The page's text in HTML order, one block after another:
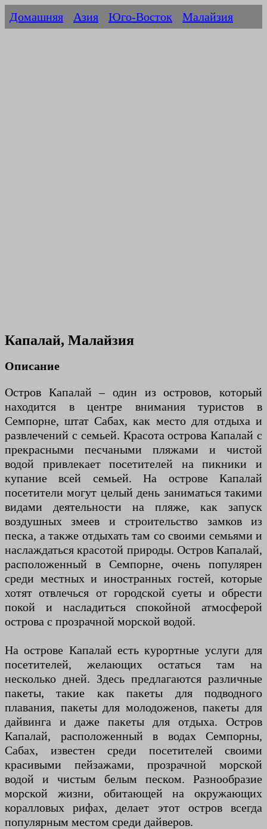
Домашняя Азия Юго-Восток Малайзия
Капалай, Малайзия
Описание
Остров Капалай – один из островов, который
находится в центре внимания туристов в
Семпорне, штат Сабах, как место для отдыха и
развлечений с семьей. Красота острова Капалай с
прекрасными песчаными пляжами и чистой
водой привлекает посетителей на пикники и
купание всей семьей. На острове Капалай
посетители могут целый день заниматься такими
видами деятельности на пляже, как запуск
воздушных змеев и строительство замков из
песка, а также отдыхать там со своими семьями и
наслаждаться красотой природы. Остров Капалай,
расположенный в Семпорне, очень популярен
среди местных и иностранных гостей, которые
хотят отвлечься от городской суеты и обрести
покой и насладиться спокойной атмосферой
острова с прозрачной морской водой.
На острове Капалай есть курортные услуги для
посетителей, желающих остаться там на
несколько дней. Здесь предлагаются различные
пакеты, такие как пакеты для подводного
плавания, пакеты для молодоженов, пакеты для
дайвинга и даже пакеты для отдыха. Остров
Капалай, расположенный в водах Семпорны,
Сабах, известен среди посетителей своими
красивыми пейзажами, прозрачной морской
водой и чистым белым песком. Разнообразие
морской жизни, обитающей на окружающих
коралловых рифах, делает этот остров всегда
популярным местом среди дайверов.